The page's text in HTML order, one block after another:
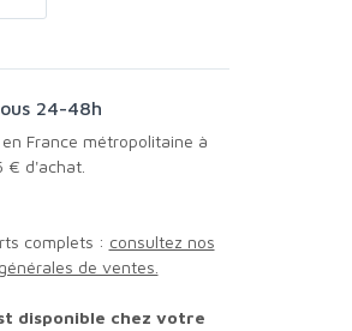
24-48h
€ d'achat.
complets : consultez nos
de ventes.